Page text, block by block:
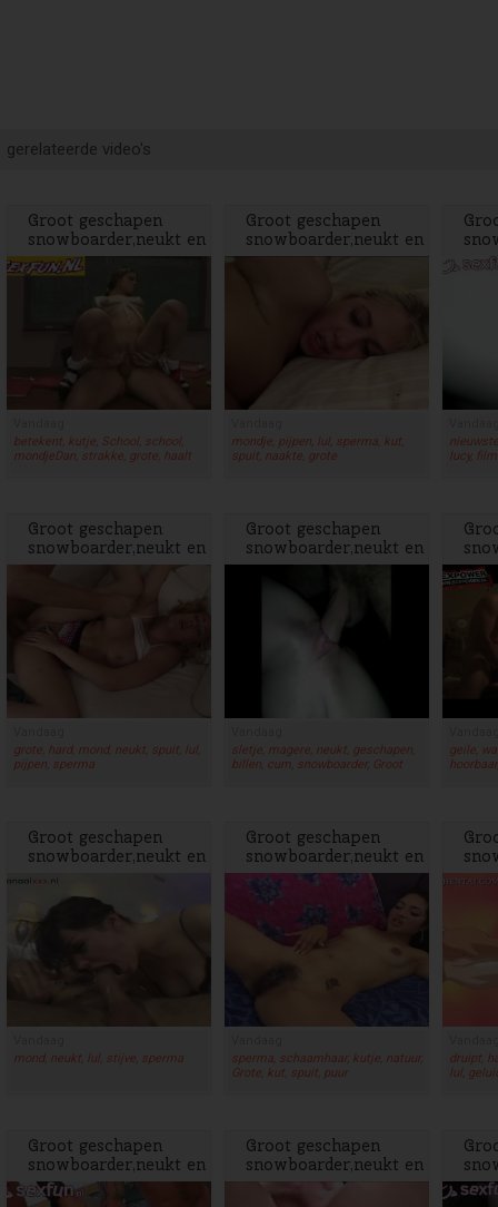
gerelateerde video's
Groot geschapen
snowboarder,neukt en
spuit
betekent, kutje, School, school,
mondjeDan, strakke, grote, haalt
Groot geschapen
snowboarder,neukt en
spuit
mondje, pijpen, lul, sperma, kut,
spuit, naakte, grote
lucy,
Groot geschapen
snowboarder,neukt en
spuit
grote, hard, mond, neukt, spuit, lul,
pijpen, sperma
Groot geschapen
snowboarder,neukt en
spuit
sletje, magere, neukt, geschapen,
billen, cum, snowboarder, Groot
geile,
Groot geschapen
snowboarder,neukt en
spuit
mond, neukt, lul, stijve, sperma
Groot geschapen
snowboarder,neukt en
spuit
sperma, schaamhaar, kutje, natuur,
Grote, kut, spuit, puur
druipt,
lul,
Groot geschapen
snowboarder,neukt en
spuit
Groot geschapen
snowboarder,neukt en
spuit